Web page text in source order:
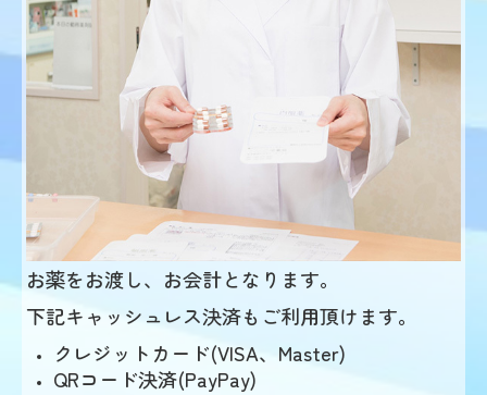
お薬をお渡し、お会計となります。
下記キャッシュレス決済もご利用頂けます。
クレジットカード(VISA、Master)
QRコード決済(PayPay)